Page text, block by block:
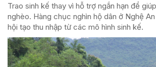
Trao sinh kế thay vì hỗ trợ ngắn hạn để
nghèo. Hàng chục nghìn hộ dân ở Nghệ
hội tạo thu nhập từ các mô hình sinh kế.